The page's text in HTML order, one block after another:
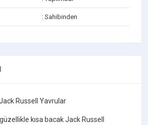
: Sahibinden
Russell Yavrular
kısa bacak Jack Russell